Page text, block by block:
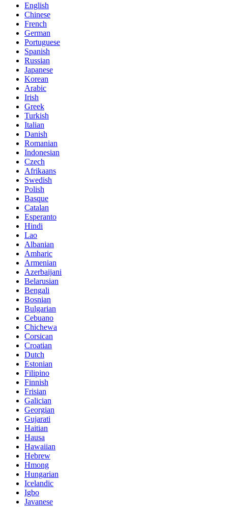
English
Chinese
French
German
Portuguese
Spanish
Russian
Japanese
Korean
Arabic
Irish
Greek
Turkish
Italian
Danish
Romanian
Indonesian
Czech
Afrikaans
Swedish
Polish
Basque
Catalan
Esperanto
Hindi
Lao
Albanian
Amharic
Armenian
Azerbaijani
Belarusian
Bengali
Bosnian
Bulgarian
Cebuano
Chichewa
Corsican
Croatian
Dutch
Estonian
Filipino
Finnish
Frisian
Galician
Georgian
Gujarati
Haitian
Hausa
Hawaiian
Hebrew
Hmong
Hungarian
Icelandic
Igbo
Javanese